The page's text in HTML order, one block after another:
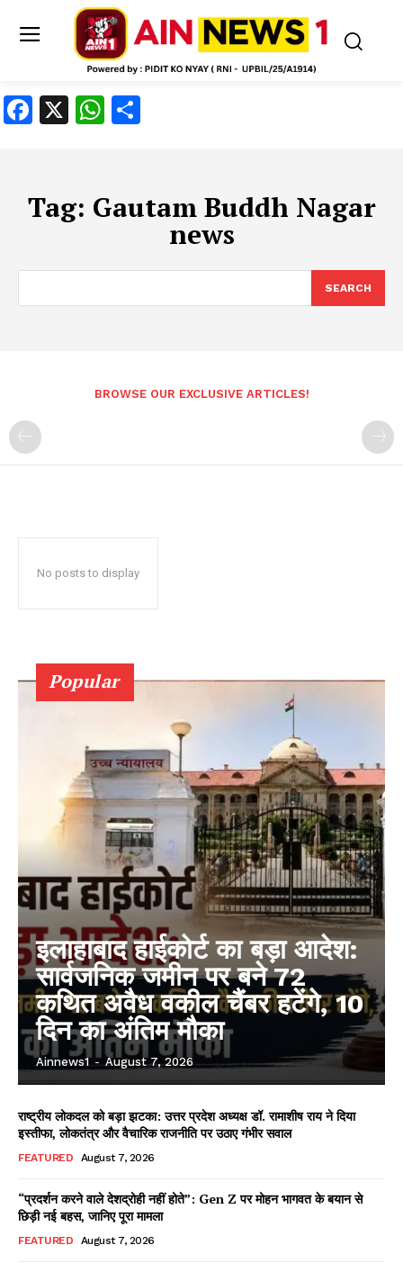
Facebook
X WhatsApp
Tag: Gautam Buddh Nagar
news
SEARCH
BROWSE OUR EXCLUSIVE ARTICLES!
No posts to display
Popular
इलाहाबाद हाईकोर्ट का बड़ा आदेश:
सार्वजनिक जमीन पर बने 72
कथित अवैध वकील चैंबर हटेंगे, 10
दिन का अंतिम मौका
Ainnews1 - August 7, 2026
राष्ट्रीय लोकदल को बड़ा झटका: उत्तर प्रदेश अध्यक्ष डॉ. रामाशीष राय ने दिया
इस्तीफा, लोकतंत्र और वैचारिक राजनीति पर उठाए गंभीर सवाल
FEATURED August 7, 2026
“प्रदर्शन करने वाले देशद्रोही नहीं होते”: Gen Z पर मोहन भागवत के बयान से
छिड़ी नई बहस, जानिए पूरा मामला
FEATURED August 7, 2026